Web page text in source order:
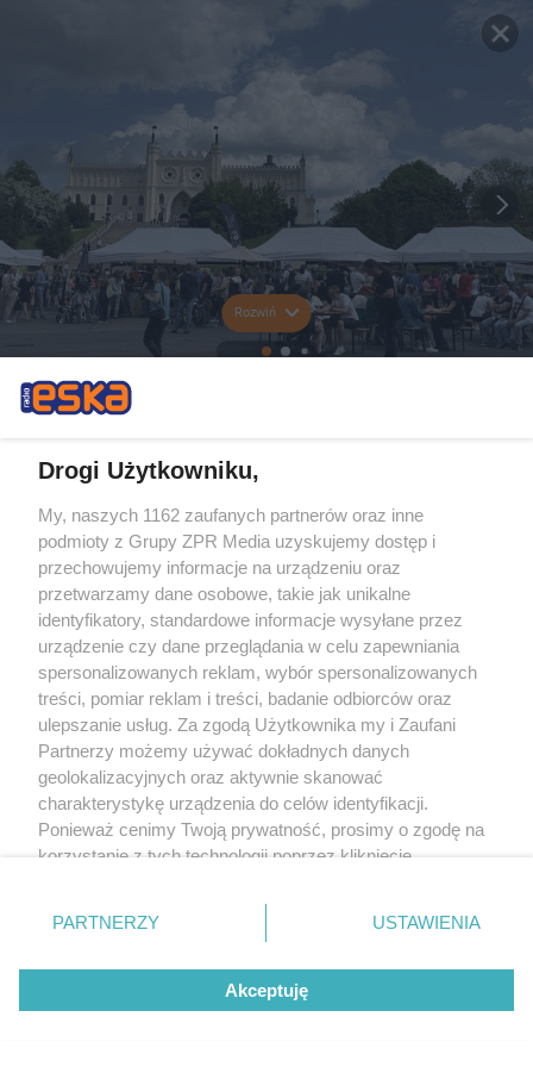
Rozwiń
Drogi Użytkowniku,
My, naszych 1162 zaufanych partnerów oraz inne
podmioty z Grupy ZPR Media uzyskujemy dostęp i
przechowujemy informacje na urządzeniu oraz
przetwarzamy dane osobowe, takie jak unikalne
identyfikatory, standardowe informacje wysyłane przez
urządzenie czy dane przeglądania w celu zapewniania
spersonalizowanych reklam, wybór spersonalizowanych
treści, pomiar reklam i treści, badanie odbiorców oraz
ulepszanie usług. Za zgodą Użytkownika my i Zaufani
Partnerzy możemy używać dokładnych danych
geolokalizacyjnych oraz aktywnie skanować
charakterystykę urządzenia do celów identyfikacji.
Ponieważ cenimy Twoją prywatność, prosimy o zgodę na
korzystanie z tych technologii poprzez kliknięcie
zmienić/wycofać klikając przycisk ustawień prywatności
znajdujący się w lewym dolnym rogu strony
rodzaje przetwarzania danych nie wymagają zgody
użytkownika, ale masz prawo sprzeciwić się takiemu
przetwarzaniu. Preferencje będą miały zastosowanie tylko
PARTNERZY USTAWIENIA
Akceptuję